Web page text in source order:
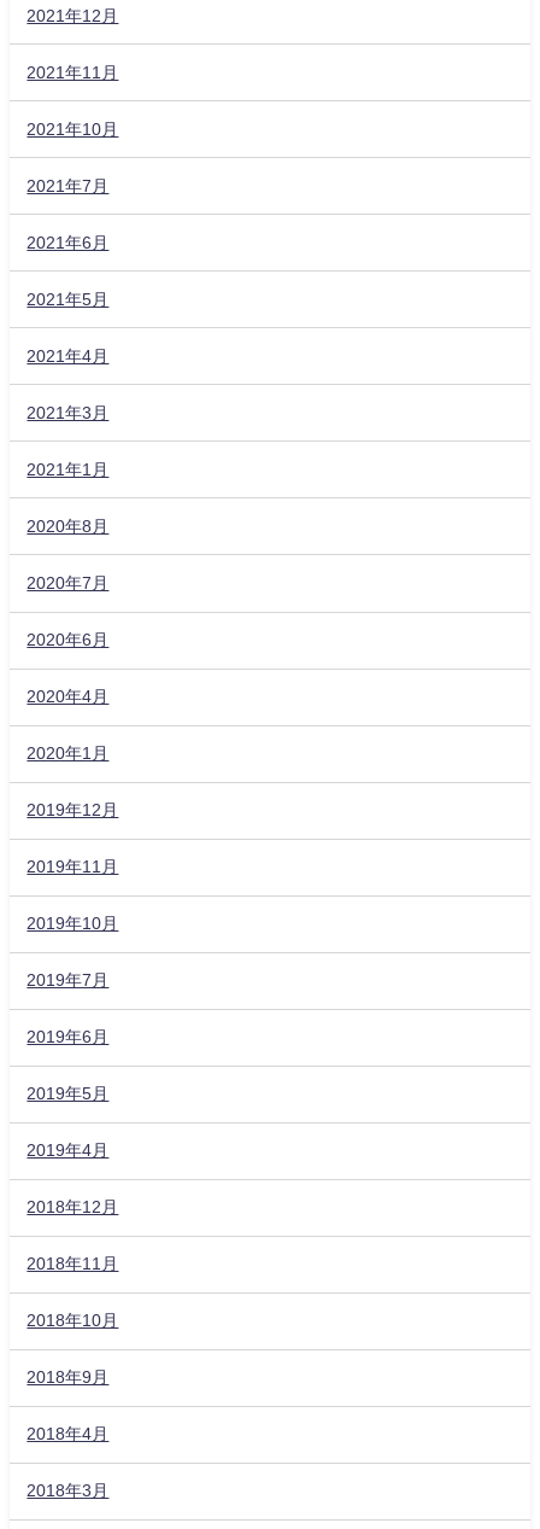
2021年12月
2021年11月
2021年10月
2021年7月
2021年6月
2021年5月
2021年4月
2021年3月
2021年1月
2020年8月
2020年7月
2020年6月
2020年4月
2020年1月
2019年12月
2019年11月
2019年10月
2019年7月
2019年6月
2019年5月
2019年4月
2018年12月
2018年11月
2018年10月
2018年9月
2018年4月
2018年3月